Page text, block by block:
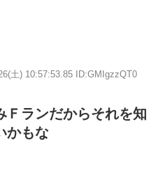
土) 10:57:53.85 ID:GMIgzzQT0
Ｆランだからそれを知
かもな